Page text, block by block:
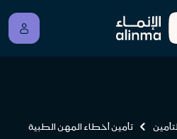
التأمين
تأمين أخطاء المهن الطبية